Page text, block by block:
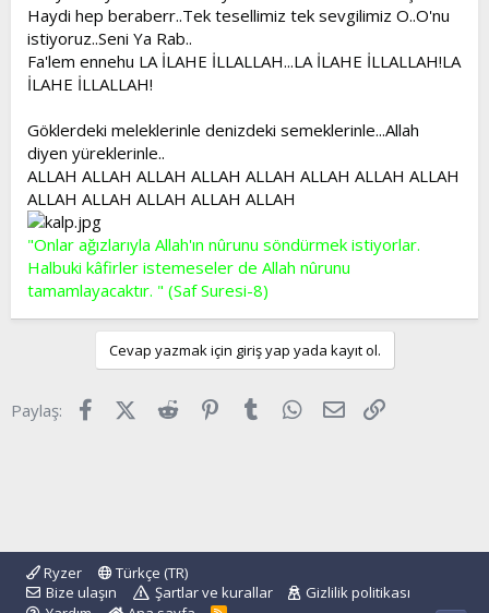
Haydi hep beraberr..Tek tesellimiz tek sevgilimiz O..O'nu
istiyoruz..Seni Ya Rab..
Fa'lem ennehu LA İLAHE İLLALLAH...LA İLAHE İLLALLAH!LA
İLAHE İLLALLAH!
Göklerdeki meleklerinle denizdeki semeklerinle...Allah
diyen yüreklerinle..
ALLAH ALLAH ALLAH ALLAH ALLAH ALLAH ALLAH ALLAH
ALLAH ALLAH ALLAH ALLAH ALLAH
"Onlar ağızlarıyla Allah'ın nûrunu söndürmek istiyorlar.
Halbuki kâfirler istemeseler de Allah nûrunu
tamamlayacaktır. " (Saf Suresi-8)
Cevap yazmak için giriş yap yada kayıt ol.
Paylaş: FacebookX (Twitter)
Reddit Pinterest
Tumblr WhatsApp
E-posta
Ryzer
Türkçe (TR)
Bize ulaşın
Şartlar ve kurallar
Gizlilik politikası